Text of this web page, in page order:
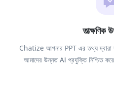
তাত্ক্ষণিক
Chatize আপনার PPT এর তথ্য দ্বারা
আমাদের উন্নত AI প্রযুক্তি নিশ্চিত